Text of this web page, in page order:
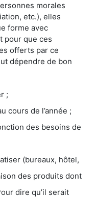
morales
etc.), elles
forme avec
pour que ces
offerts par ce
dépendre de bon
;
cours de l’année ;
des besoins de
(bureaux, hôtel,
des produits dont
dire qu’il serait